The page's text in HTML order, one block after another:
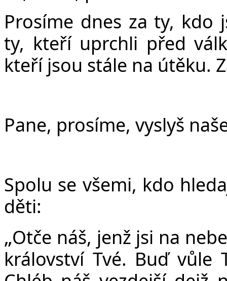
Prosíme dnes za ty, kdo
ty, kteří uprchli před
kteří jsou stále na útěku.
Pane, prosíme, vyslyš
Spolu se všemi, kdo
děti:
„Otče náš, jenž jsi na
království Tvé. Buď